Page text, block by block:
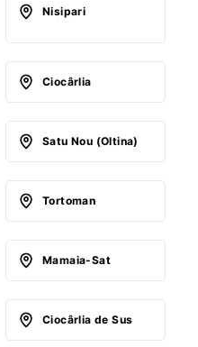
Nisipari
Ciocârlia
Satu Nou (Oltina)
Tortoman
Mamaia-Sat
Ciocârlia de Sus